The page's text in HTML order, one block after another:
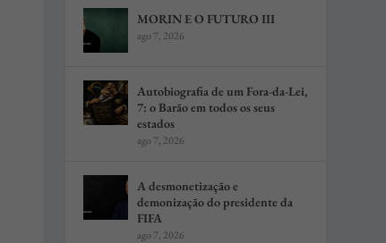
MORIN E O FUTURO III
ago 7, 2026
Autobiografia de um Fora-da-Lei,
7: o Barão em todos os seus
estados
ago 7, 2026
A desmonetização e
demonização do presidente da
FIFA
ago 7, 2026